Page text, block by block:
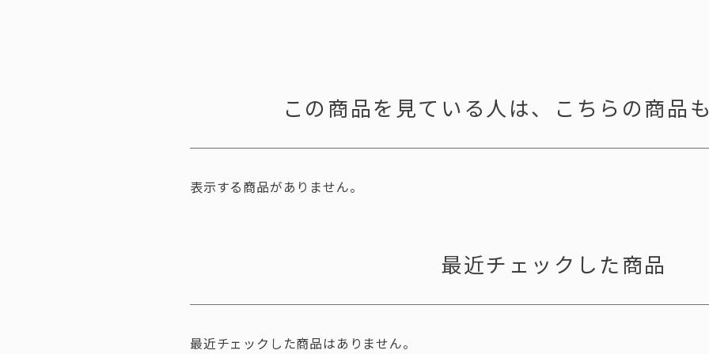
この商品を見ている人は、 こちらの商品
表示する商品がありません。
最近チェックした商品
最近チェックした商品はありません。